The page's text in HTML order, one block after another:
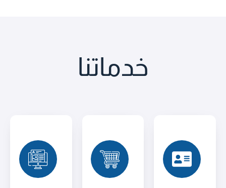
خدماتنا